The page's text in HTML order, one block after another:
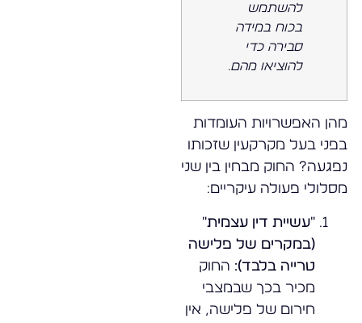
להשתמש
בכוח במידה
סבירה כדי
להוציאו מהם.
מהן האפשרויות העומדות
בפני בעל מקרקעין שזכותו
נפגעה? החוק מבחין בין שני
מסלולי פעולה עיקריים:
"עשיית דין עצמית"
(במקרים של פלישה
טרייה בלבד): החוק
מכיר בכך שבמצבי
חירום של פלישה, אין